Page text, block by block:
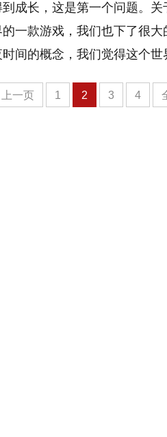
成长，这是第一个问题。
一款游戏，我们也下了很
间的概念，我们觉得这个世
上一页 1 2 3 4